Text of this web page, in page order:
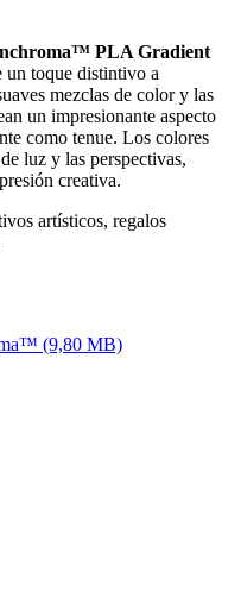
PLA Gradient
un toque distintivo a
mezclas de color y las
un impresionante aspecto
como tenue. Los colores
luz y las perspectivas,
creativa.
artísticos, regalos
(9,80 MB)